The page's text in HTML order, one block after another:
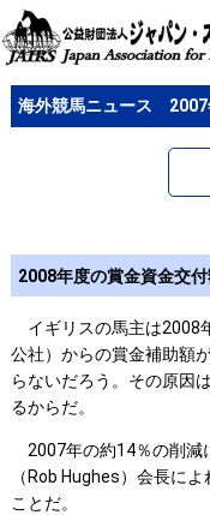
海外競馬ニュース 2007
2008年度の賞金資金交
イギリスの馬主は2008
公社）からの賞金補助額
らないだろう。その原因
るからだ。
2007年の約14％の削減
（Rob Hughes）会長に
ことだ。